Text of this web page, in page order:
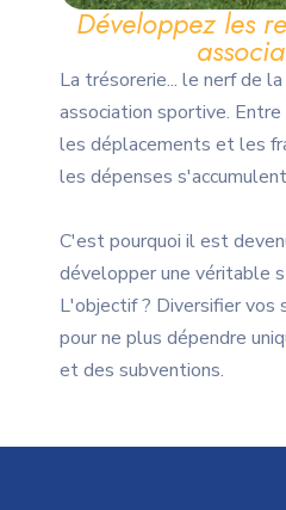
Développez les
La trésorerie... le nerf de
association sportive.
les déplacements et les
les dépenses
C'est pourquoi il est
développer une véritable
L'objectif ? Diversifier vos
pour ne plus dépendre
et des subventions.